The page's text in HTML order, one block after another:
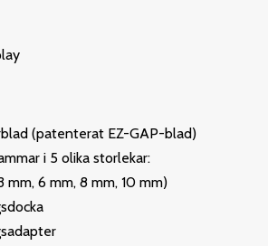
(patenterat EZ-GAP-blad)
i 5 olika storlekar:
mm, 6 mm, 8 mm, 10 mm)